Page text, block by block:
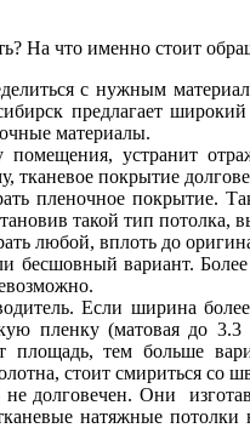
На что именно стоит
с нужным
предлагает
материалы.
помещения, устранит
тканевое покрытие
пленочное покрытие.
такой тип потолка,
любой, вплоть до
вариант.
Если ширина
пленку (матовая до
тем больше
стоит смириться со
долговечен. Они
натяжные